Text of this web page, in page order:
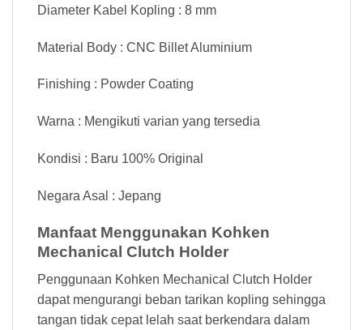
Diameter Kabel Kopling : 8 mm
Material Body : CNC Billet Aluminium
Finishing : Powder Coating
Warna : Mengikuti varian yang tersedia
Kondisi : Baru 100% Original
Negara Asal : Jepang
Manfaat Menggunakan Kohken
Mechanical Clutch Holder
Penggunaan Kohken Mechanical Clutch Holder
dapat mengurangi beban tarikan kopling sehingga
tangan tidak cepat lelah saat berkendara dalam